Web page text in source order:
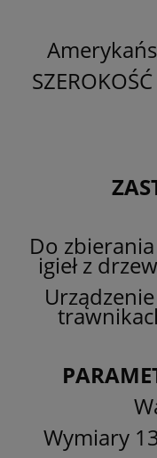
Do
igieł z
Wymiary